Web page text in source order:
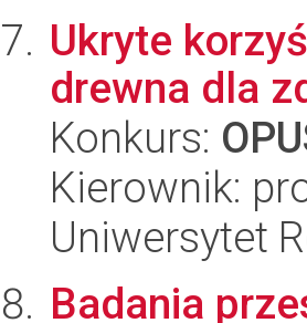
Ukryte
drewna dla
Konkurs:
Kierownik:
Uniwersytet
Badania